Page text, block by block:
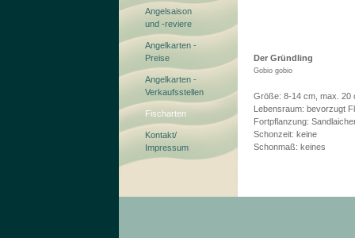
Angelsaison
und -reviere
Angelkarten -
Preise
Angelkarten -
Verkaufsstellen
Fischarten
Kontakt/
Impressum
Der Gründling
Gobio gobio
Größe: 8-14 cm, max. 20
Lebensraum: bevorzugt
Fortpflanzung:
Schonzeit: keine
Schonmaß: keines